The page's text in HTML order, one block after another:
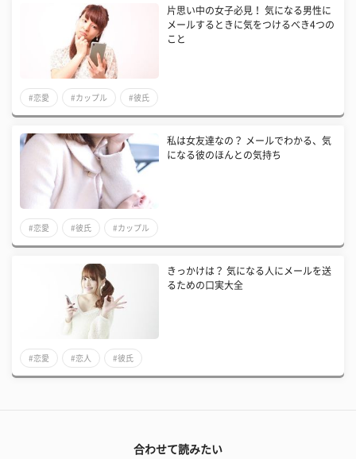
片思い中の女子必見！ 気になる男性に
メールするときに気をつけるべき4つの
こと
#恋愛 #カップル #彼氏
私は女友達なの？ メールでわかる、気
になる彼のほんとの気持ち
#恋愛 #彼氏 #カップル
きっかけは？ 気になる人にメールを送
るための口実大全
#恋愛 #恋人 #彼氏
合わせて読みたい